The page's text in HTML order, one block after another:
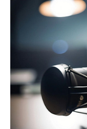
Sie diesen
Zum
(Zugriffstaste
1)
Zur
Positionsanzeige
(Zugriffstaste